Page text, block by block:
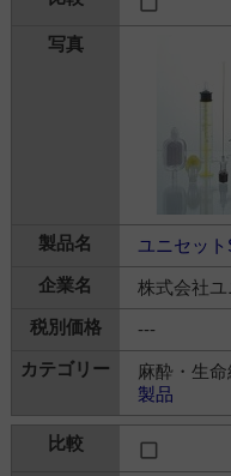
ユニセッ
株式会社ユ
---
麻酔・生命
製品